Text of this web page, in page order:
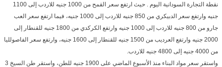
نقطة التجارة السودانية اليوم . حيث ارتفع سعر القمح من 1000 جنيه للاردب إلى 1100
جنيه وارتفع سعر الدبيكري من 850 جنيه للاردب إلى 1000 جنيه، فيما ارتفع سعر العب
جارو من 800 جنيه للاردب إلى 1000 جنيه وارتفع الكركدي من 1800 جنيه للقنطار إلى
2000 جنيه وارتفع العرديب من 1500 جنيه للقنطار إلى 1600 جنيه، وارتفع سعر الفاصولليا
من 4000 جنيه إلى 4800 جنيه للاردب.
واستقر سعر مواد البناء منذ الأسبوع الماضي على 1900 جنيه للطن، واستقر طن السيخ 3